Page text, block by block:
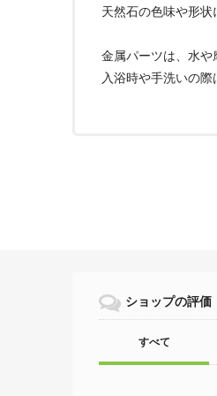
天然石の色味や形状
金属パーツは、水や
入浴時や手洗いの
ショップの評価
すべて